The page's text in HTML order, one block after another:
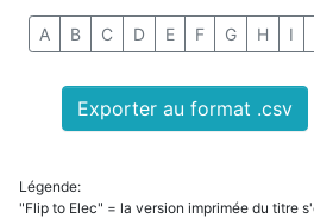
A B C D E F G H I
Exporter au format .csv
Légende:
"Flip to Elec" = la version imprimée du titre